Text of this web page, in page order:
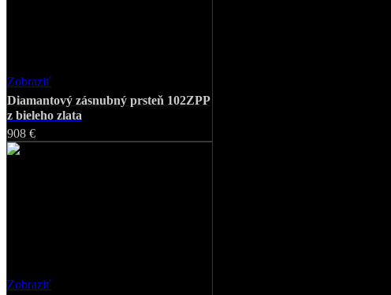
Zobraziť
Diamantový zásnubný prsteň 102ZPP
z bieleho zlata
908 €
Zobraziť